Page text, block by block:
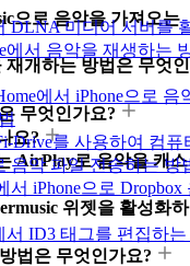
DLNA 미디어 서버를
에서 음악을 재생하는
에서 iPhone으로 음
Drive를 사용하여 컴퓨
음악 파일 전송하는 방
서 iPhone으로 Dropbox
서 ID3 태그를 편집하
으로 음악을 가져오는
개하는 방법은 무엇인
무엇인가요?
요?
AirPlay로 음악을 캐스
위젯을 활성화하
법은 무엇인가요?